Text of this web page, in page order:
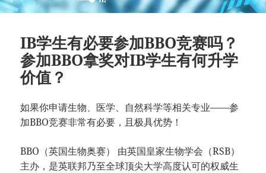
IB学生有必要参加BBO竞赛吗？
参加BBO拿奖对IB学生有何升学
价值？
如果你申请生物、医学、自然科学等相关专业——参
加BBO竞赛非常有必要，且极具优势！
BBO（英国生物奥赛） 由英国皇家生物学会（RSB）
主办，是英联邦乃至全球顶尖大学高度认可的权威生